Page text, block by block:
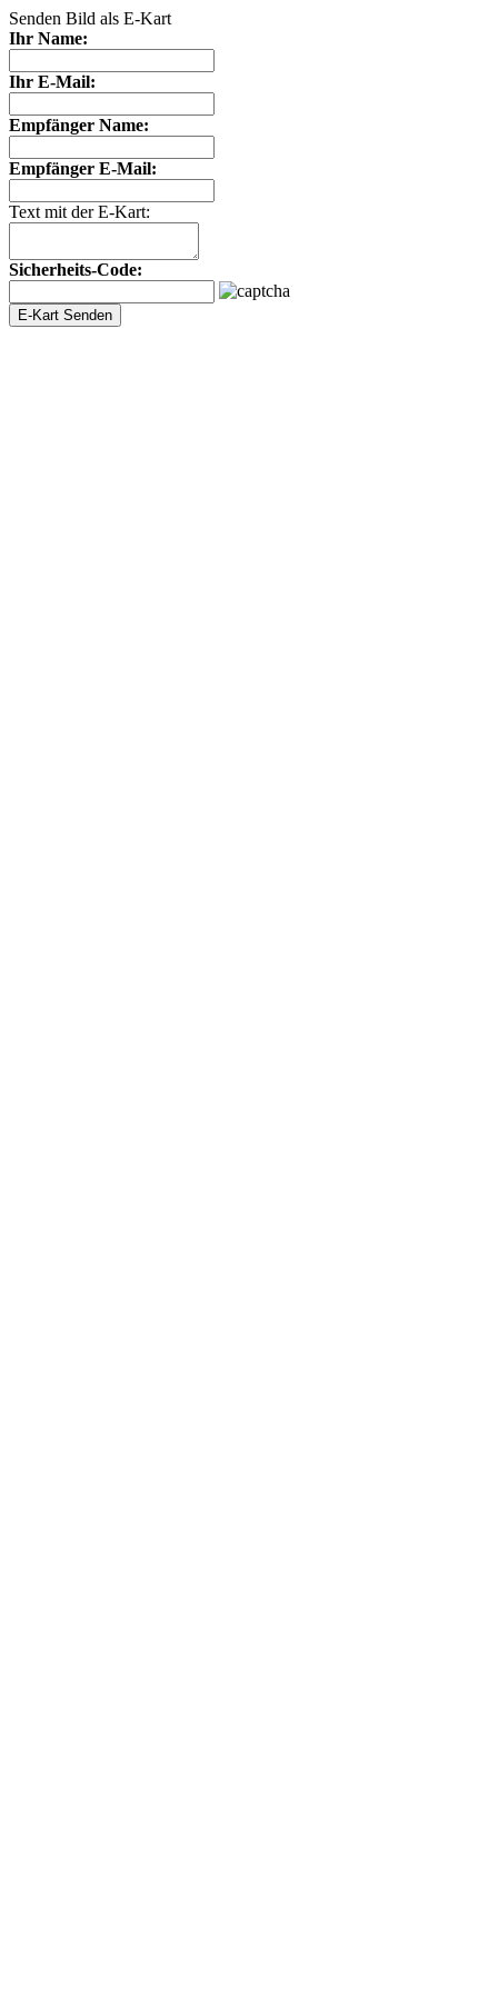
Senden Bild als E-Kart
Ihr Name:
Ihr E-Mail:
Empfänger Name:
Empfänger E-Mail:
Text mit der E-Kart:
Sicherheits-Code: